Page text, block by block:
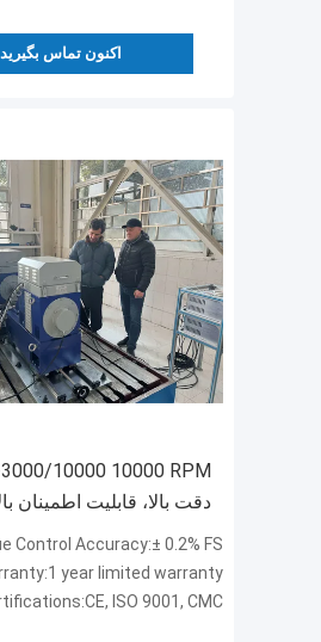
اکنون تماس بگیرید
10000 10000 RPM
دقت بالا، قابلیت اطمینان
آسان درایو بنک آزمایش
Control Accuracy:± 0.2% FS
year limited warranty
ISO 9001, CMC